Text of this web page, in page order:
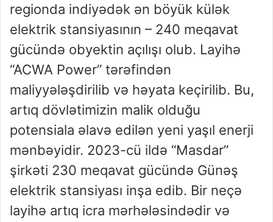
regionda indiyədək ən böyük külək
elektrik stansiyasının – 240 meqavat
gücündə obyektin açılışı olub. Layihə
“ACWA Power” tərəfindən
maliyyələşdirilib və həyata keçirilib. Bu,
artıq dövlətimizin malik olduğu
potensiala əlavə edilən yeni yaşıl enerji
mənbəyidir. 2023-cü ildə “Masdar”
şirkəti 230 meqavat gücündə Günəş
elektrik stansiyası inşa edib. Bir neçə
layihə artıq icra mərhələsindədir və